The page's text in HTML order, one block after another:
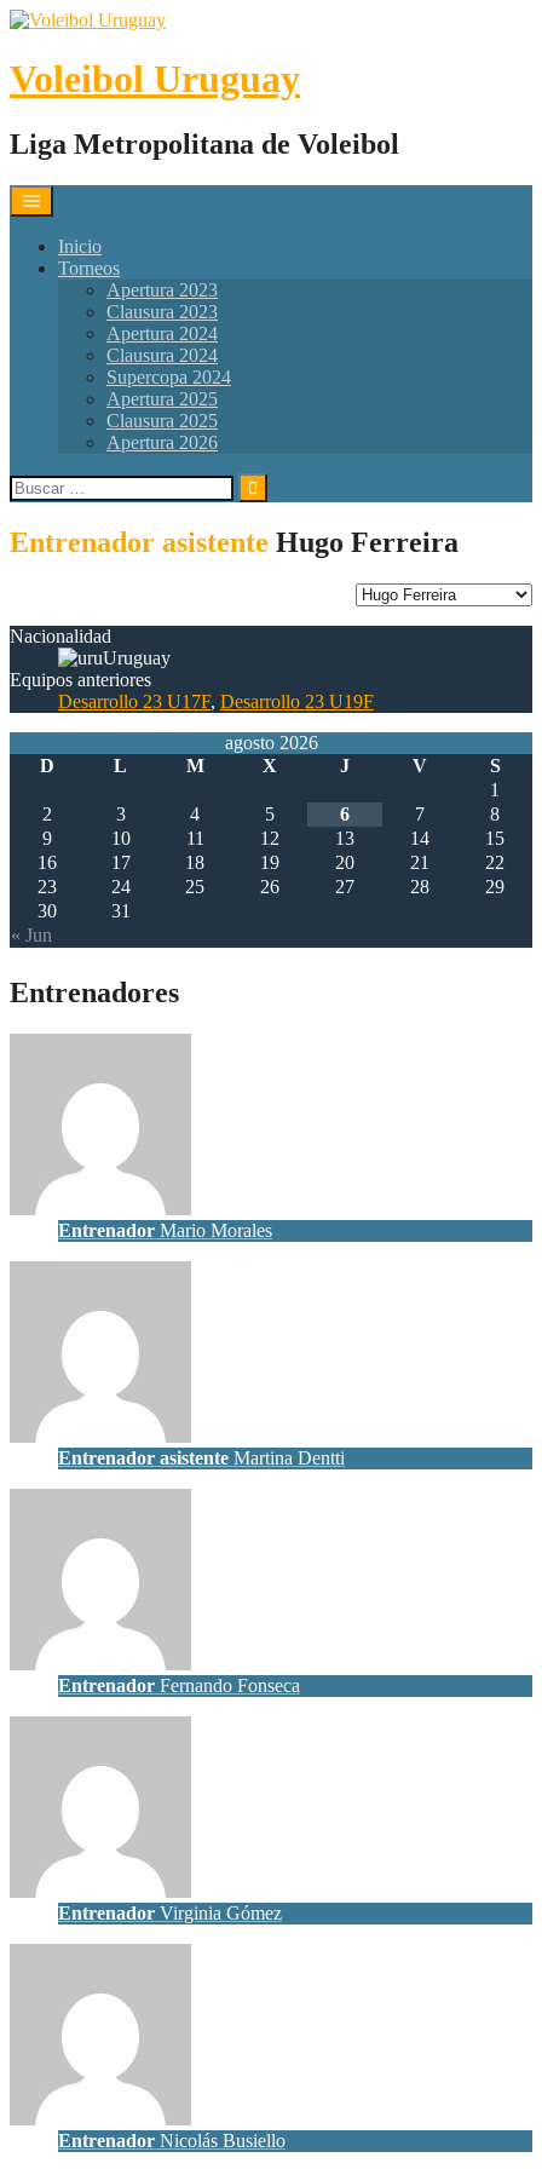
Skip
content
Voleibol Uruguay
Liga Metropolitana de Voleibol
Inicio
Torneos
Apertura 2023
Clausura 2023
Apertura 2024
Clausura 2024
Supercopa 2024
Apertura 2025
Clausura 2025
Apertura 2026
Buscar:
Entrenador asistente Hugo Ferreira
Nacionalidad
Uruguay
Equipos anteriores
Desarrollo 23 U17F, Desarrollo 23 U19F
agosto 2026
D
L M X J V S
« Jun
1
2
3 4 5 6 7
8
9
10 11 12 13 14
15
16
17 18 19 20 21
22
23
24 25 26 27 28
29
30
31
Entrenadores
Entrenador Mario Morales
Entrenador asistente Martina Dentti
Entrenador Fernando Fonseca
Entrenador Virginia Gómez
Entrenador Nicolás Busiello